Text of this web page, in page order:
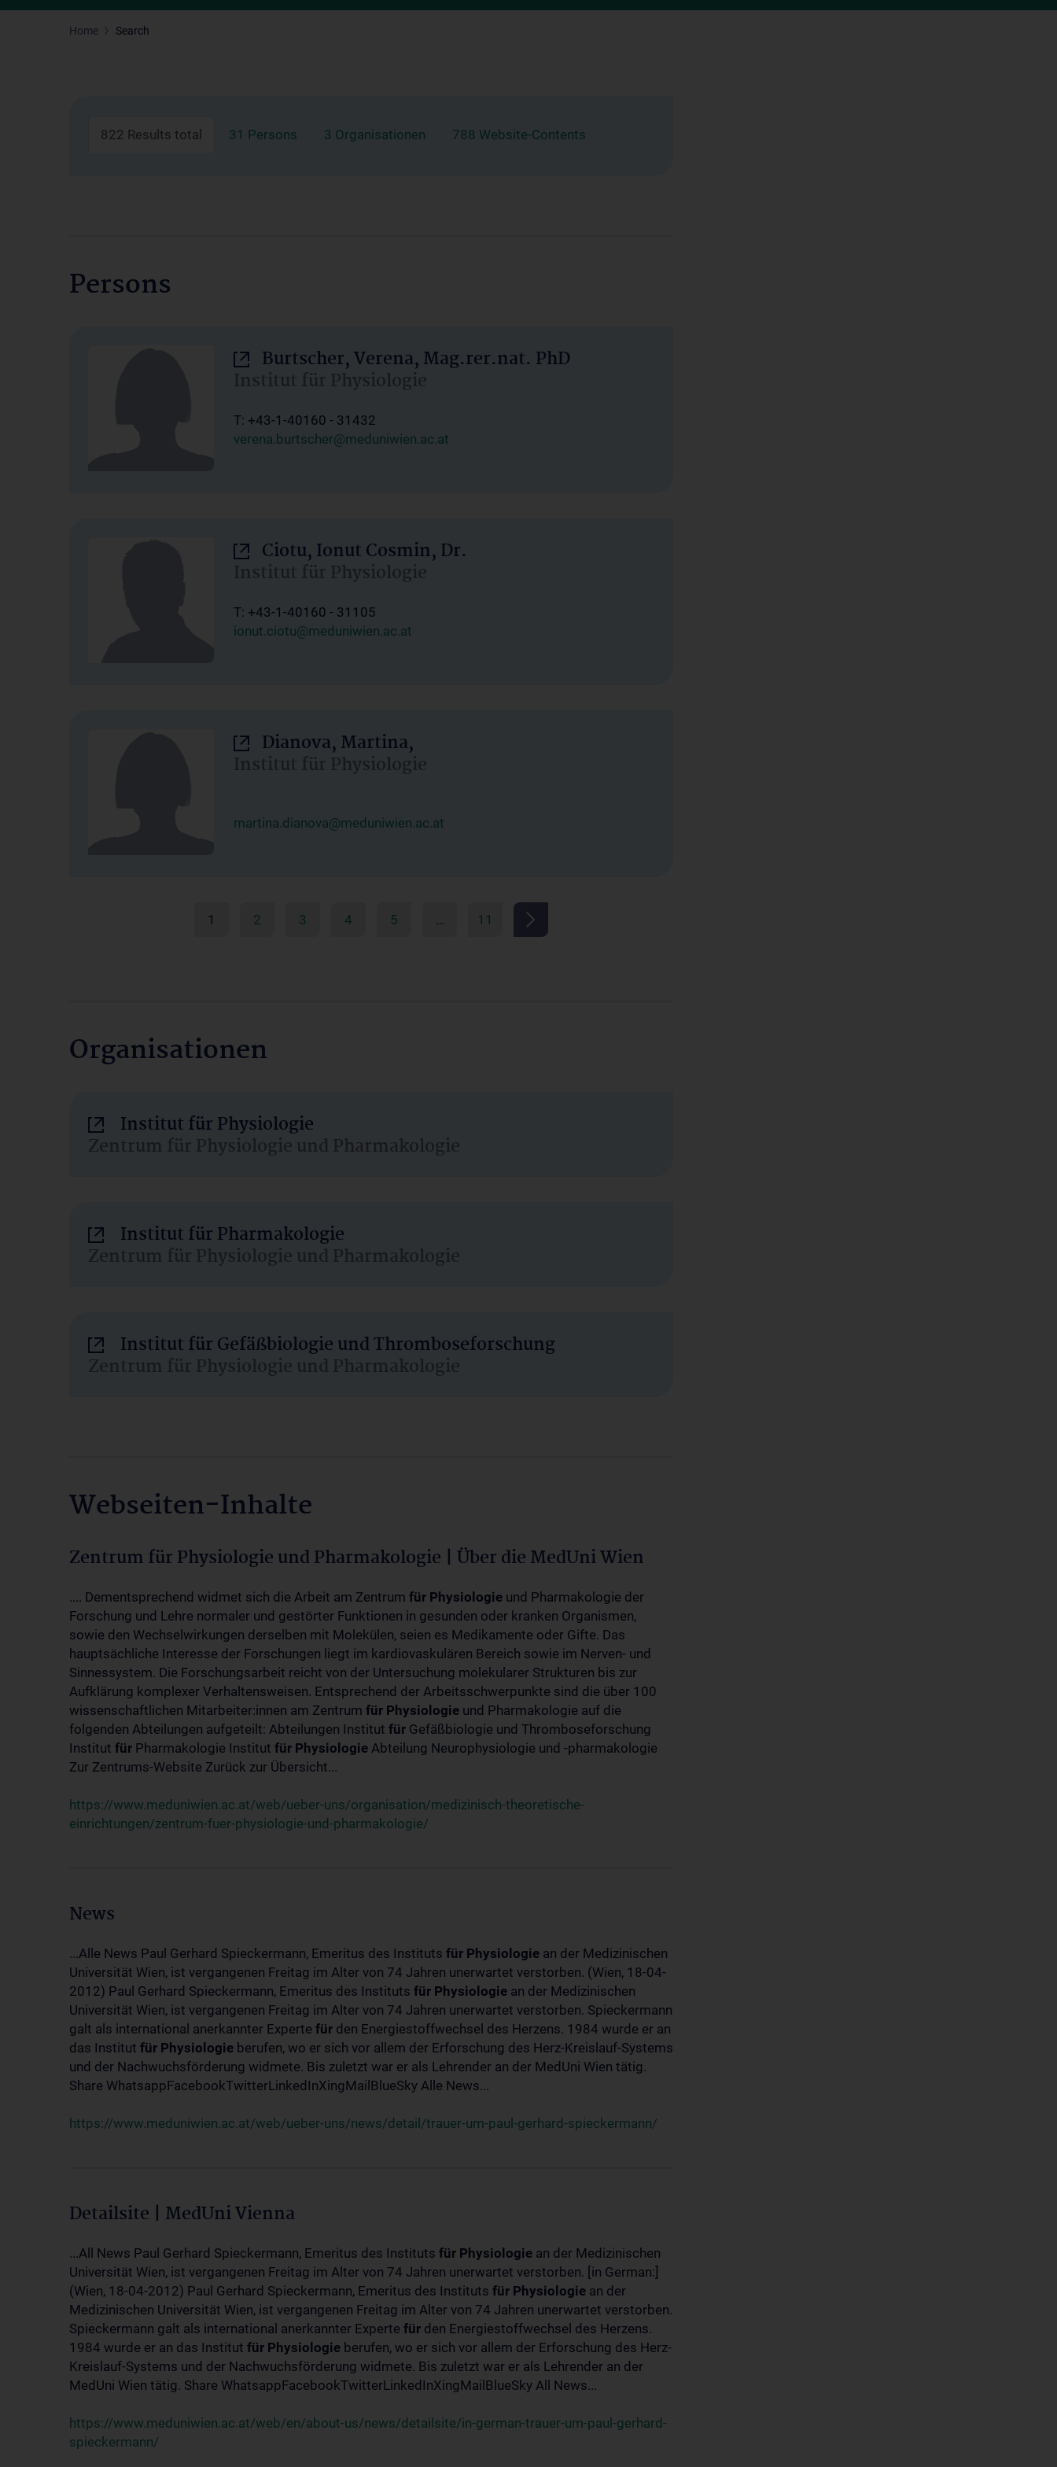
Home Search
822 Results total 31 Persons 3 Organisationen 788 Website-Contents
Persons
Burtscher, Verena, Mag.rer.nat. PhD
Institut für Physiologie
T: +43-1-40160 - 31432
verena.burtscher@meduniwien.ac.at
Ciotu, Ionut Cosmin, Dr.
Institut für Physiologie
T: +43-1-40160 - 31105
ionut.ciotu@meduniwien.ac.at
Dianova, Martina,
Institut für Physiologie
martina.dianova@meduniwien.ac.at
1 2 3 4 5 … 11
Organisationen
Institut für Physiologie
Zentrum für Physiologie und Pharmakologie
Institut für Pharmakologie
Zentrum für Physiologie und Pharmakologie
Institut für Gefäßbiologie und Thromboseforschung
Zentrum für Physiologie und Pharmakologie
Webseiten-Inhalte
Zentrum für Physiologie und Pharmakologie | Über die MedUni Wien
.... Dementsprechend widmet sich die Arbeit am Zentrum für Physiologie und Pharmakologie der
Forschung und Lehre normaler und gestörter Funktionen in gesunden oder kranken Organismen,
sowie den Wechselwirkungen derselben mit Molekülen, seien es Medikamente oder Gifte. Das
hauptsächliche Interesse der Forschungen liegt im kardiovaskulären Bereich sowie im Nerven- und
Sinnessystem. Die Forschungsarbeit reicht von der Untersuchung molekularer Strukturen bis zur
Aufklärung komplexer Verhaltensweisen. Entsprechend der Arbeitsschwerpunkte sind die über 100
wissenschaftlichen Mitarbeiter:innen am Zentrum für Physiologie und Pharmakologie auf die
folgenden Abteilungen aufgeteilt: Abteilungen Institut für Gefäßbiologie und Thromboseforschung
Institut für Pharmakologie Institut für Physiologie Abteilung Neurophysiologie und -pharmakologie
Zur Zentrums-Website Zurück zur Übersicht...
https://www.meduniwien.ac.at/web/ueber-uns/organisation/medizinisch-theoretische-
einrichtungen/zentrum-fuer-physiologie-und-pharmakologie/
News
...Alle News Paul Gerhard Spieckermann, Emeritus des Instituts für Physiologie an der Medizinischen
Universität Wien, ist vergangenen Freitag im Alter von 74 Jahren unerwartet verstorben. (Wien, 18-04-
2012) Paul Gerhard Spieckermann, Emeritus des Instituts für Physiologie an der Medizinischen
Universität Wien, ist vergangenen Freitag im Alter von 74 Jahren unerwartet verstorben. Spieckermann
galt als international anerkannter Experte für den Energiestoffwechsel des Herzens. 1984 wurde er an
das Institut für Physiologie berufen, wo er sich vor allem der Erforschung des Herz-Kreislauf-Systems
und der Nachwuchsförderung widmete. Bis zuletzt war er als Lehrender an der MedUni Wien tätig.
Share WhatsappFacebookTwitterLinkedInXingMailBlueSky Alle News...
https://www.meduniwien.ac.at/web/ueber-uns/news/detail/trauer-um-paul-gerhard-spieckermann/
Detailsite | MedUni Vienna
...All News Paul Gerhard Spieckermann, Emeritus des Instituts für Physiologie an der Medizinischen
Universität Wien, ist vergangenen Freitag im Alter von 74 Jahren unerwartet verstorben. [in German:]
(Wien, 18-04-2012) Paul Gerhard Spieckermann, Emeritus des Instituts für Physiologie an der
Medizinischen Universität Wien, ist vergangenen Freitag im Alter von 74 Jahren unerwartet verstorben.
Spieckermann galt als international anerkannter Experte für den Energiestoffwechsel des Herzens.
1984 wurde er an das Institut für Physiologie berufen, wo er sich vor allem der Erforschung des Herz-
Kreislauf-Systems und der Nachwuchsförderung widmete. Bis zuletzt war er als Lehrender an der
MedUni Wien tätig. Share WhatsappFacebookTwitterLinkedInXingMailBlueSky All News...
https://www.meduniwien.ac.at/web/en/about-us/news/detailsite/in-german-trauer-um-paul-gerhard-
spieckermann/